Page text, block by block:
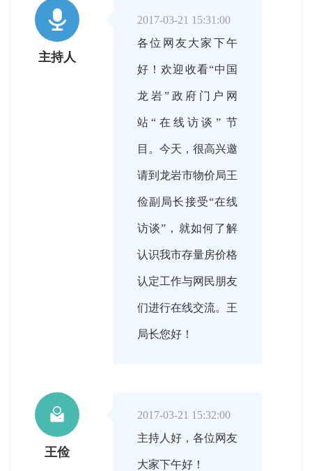

主持人
2017-03-21 15:31:00
各位网友大家下午
好！欢迎收看“中国
龙岩”政府门户网
站“在线访谈” 节
目。今天，很高兴邀
请到龙岩市物价局王
俭副局长接受“在线
访谈”，就如何了解
认识我市存量房价格
认定工作与网民朋友
们进行在线交流。王
局长您好！

王俭
2017-03-21 15:32:00
主持人好，各位网友
大家下午好！